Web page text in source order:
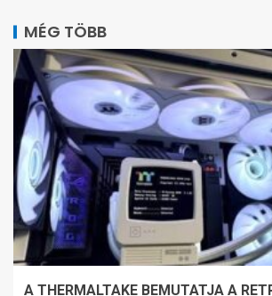
MÉG TÖBB
A THERMALTAKE BEMUTATJA A